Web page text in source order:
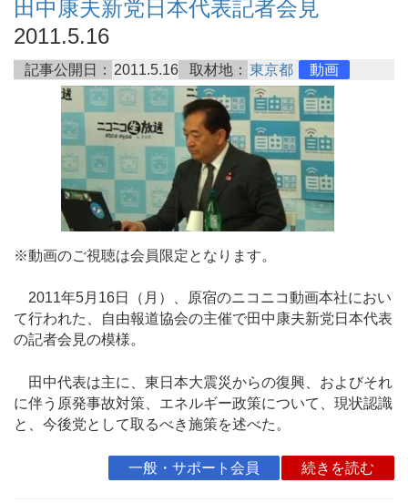
田中康夫新党日本代表記者会見
2011.5.16
記事公開日： 2011.5.16 取材地： 東京都 動画
※動画のご視聴は会員限定となります。
2011年5月16日（月）、原宿のニコニコ動画本社におい
て行われた、自由報道協会の主催で田中康夫新党日本代表
の記者会見の模様。
田中代表は主に、東日本大震災からの復興、およびそれ
に伴う原発事故対策、エネルギー政策について、現状認識
と、今後党として取るべき施策を述べた。
一般・サポート会員 続きを読む